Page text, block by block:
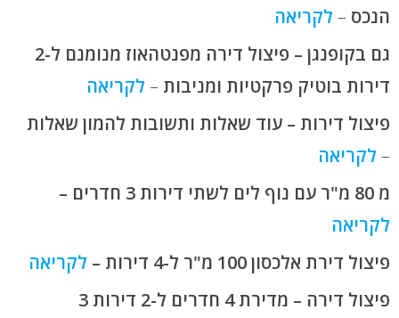
הנכס – לקריאה
גם בקופנגן – פיצול דירה מפנטהאוז מנומנם ל-2
דירות בוטיק פרקטיות ומניבות – לקריאה
פיצול דירות – עוד שאלות ותשובות להמון שאלות
– לקריאה
מ 80 מ"ר עם נוף לים לשתי דירות 3 חדרים –
לקריאה
פיצול דירת אלכסון 100 מ"ר ל-4 דירות –
לקריאה
פיצול דירה – מדירת 4 חדרים ל-2 דירות 3